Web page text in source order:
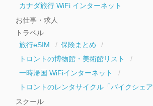
カナダ旅行 WiFi インターネット
お仕事・求人
トラベル
旅行eSIM
保険まとめ
トロントの博物館・美術館リスト
一時帰国 WiFiインターネット
トロントのレンタサイクル「バイクシェ
スクール